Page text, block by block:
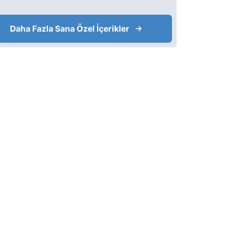
Daha Fazla Sana Özel İçerikler